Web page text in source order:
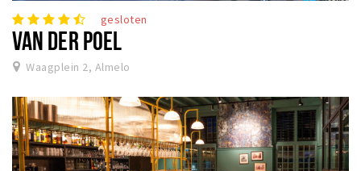
gesloten
VAN DER POEL
Waagplein 2, Almelo